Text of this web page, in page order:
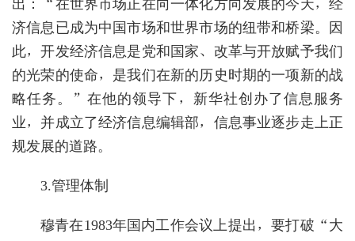
出：“在世界市场正在向一体化方向发展的今天，经
济信息已成为中国市场和世界市场的纽带和桥梁。因
此，开发经济信息是党和国家、改革与开放赋予我们
的光荣的使命，是我们在新的历史时期的一项新的战
略任务。”在他的领导下，新华社创办了信息服务
业，并成立了经济信息编辑部，信息事业逐步走上正
规发展的道路。
3.管理体制
穆青在1983年国内工作会议上提出，要打破“大